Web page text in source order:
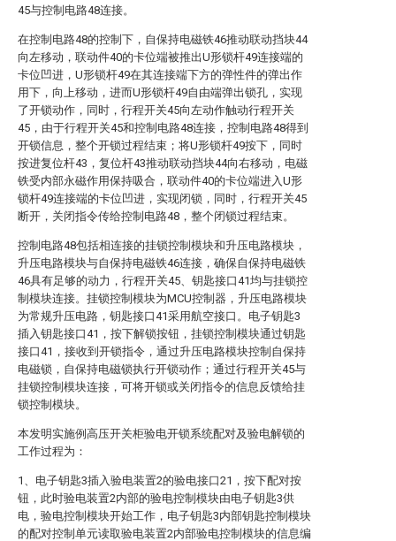
45与控制电路48连接。
在控制电路48的控制下，自保持电磁铁46推动联动挡块44
向左移动，联动件40的卡位端被推出U形锁杆49连接端的
卡位凹进，U形锁杆49在其连接端下方的弹性件的弹出作
用下，向上移动，进而U形锁杆49自由端弹出锁孔，实现
了开锁动作，同时，行程开关45向左动作触动行程开关
45，由于行程开关45和控制电路48连接，控制电路48得到
开锁信息，整个开锁过程结束；将U形锁杆49按下，同时
按进复位杆43，复位杆43推动联动挡块44向右移动，电磁
铁受内部永磁作用保持吸合，联动件40的卡位端进入U形
锁杆49连接端的卡位凹进，实现闭锁，同时，行程开关45
断开，关闭指令传给控制电路48，整个闭锁过程结束。
控制电路48包括相连接的挂锁控制模块和升压电路模块，
升压电路模块与自保持电磁铁46连接，确保自保持电磁铁
46具有足够的动力，行程开关45、钥匙接口41均与挂锁控
制模块连接。挂锁控制模块为MCU控制器，升压电路模块
为常规升压电路，钥匙接口41采用航空接口。电子钥匙3
插入钥匙接口41，按下解锁按钮，挂锁控制模块通过钥匙
接口41，接收到开锁指令，通过升压电路模块控制自保持
电磁锁，自保持电磁锁执行开锁动作；通过行程开关45与
挂锁控制模块连接，可将开锁或关闭指令的信息反馈给挂
锁控制模块。
本发明实施例高压开关柜验电开锁系统配对及验电解锁的
工作过程为：
1、电子钥匙3插入验电装置2的验电接口21，按下配对按
钮，此时验电装置2内部的验电控制模块由电子钥匙3供
电，验电控制模块开始工作，电子钥匙3内部钥匙控制模块
的配对控制单元读取验电装置2内部验电控制模块的信息编